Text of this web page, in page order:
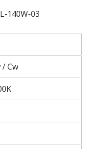
140W-03
Cw